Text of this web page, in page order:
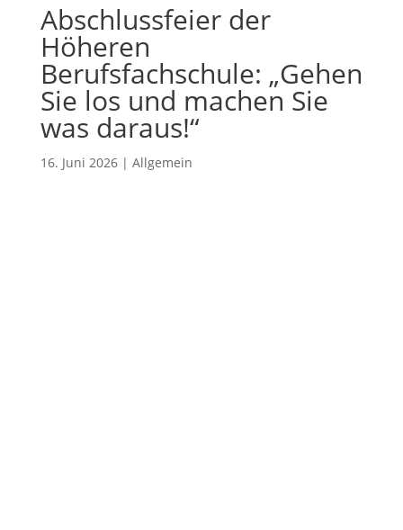
Abschlussfeier der
Höheren
Berufsfachschule: „Gehen
Sie los und machen Sie
was daraus!“
16. Juni 2026| Allgemein